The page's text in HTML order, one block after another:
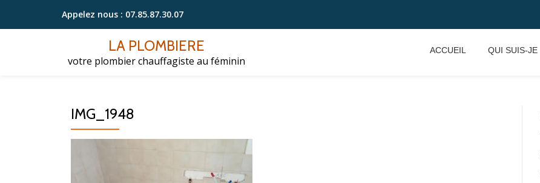
Aller
Appelez nous : 07.85.87.30.07
LA PLOMBIERE
votre plombier chauffagiste au féminin
ACCUEIL QUI SUIS-JE
IMG_1948